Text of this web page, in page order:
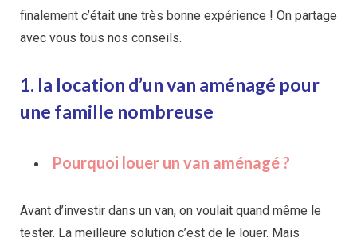
finalement c’était une très bonne expérience ! On partage
avec vous tous nos conseils.
1. la location d’un van aménagé pour
une famille nombreuse
Pourquoi louer un van aménagé ?
Avant d’investir dans un van, on voulait quand même le
tester. La meilleure solution c’est de le louer. Mais